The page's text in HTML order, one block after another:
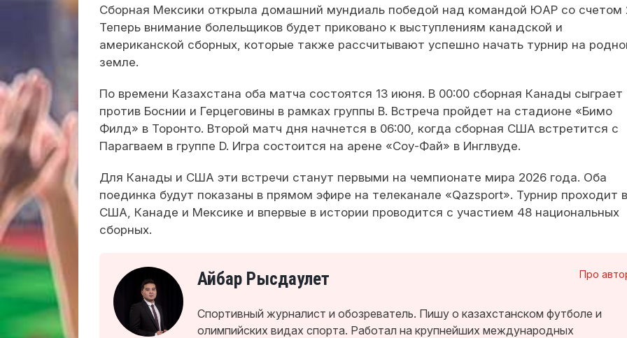
Сборная Мексики открыла домашний мундиаль победой над командой ЮАР со счетом
Теперь внимание болельщиков будет приковано к выступлениям канадской и
американской сборных, которые также рассчитывают успешно начать турнир на
земле.
По времени Казахстана оба матча состоятся 13 июня. В 00:00 сборная Канады сыграет
против Боснии и Герцеговины в рамках группы B. Встреча пройдет на стадионе «Бимо
Филд» в Торонто. Второй матч дня начнется в 06:00, когда сборная США встретится с
Парагваем в группе D. Игра состоится на арене «Соу-Фай» в Инглвуде.
Для Канады и США эти встречи станут первыми на чемпионате мира 2026 года. Оба
поединка будут показаны в прямом эфире на телеканале «Qazsport». Турнир проходит в
США, Канаде и Мексике и впервые в истории проводится с участием 48 национальных
сборных.
Про
Айбар Рысдаулет
Спортивный журналист и обозреватель. Пишу о казахстанском футболе и
олимпийских видах спорта. Работал на крупнейших международных